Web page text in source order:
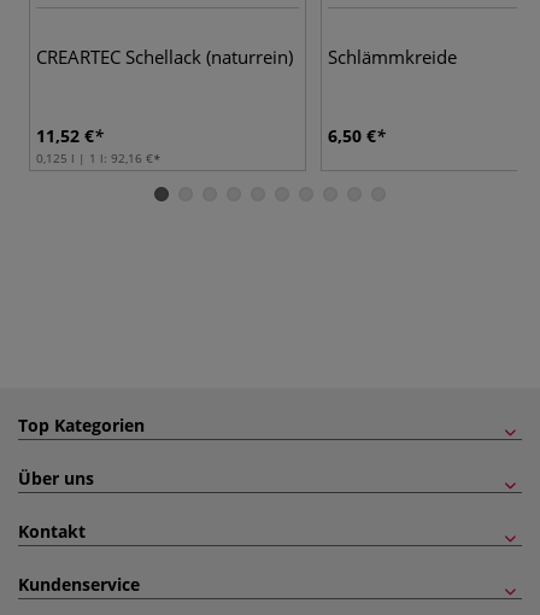
CREARTEC Schellack (naturrein)
11,52 €
0,125 l | 1 l: 92,16 €
Schlämmkreide
6,50 €
Top Kategorien
Über uns
Kontakt
Kundenservice